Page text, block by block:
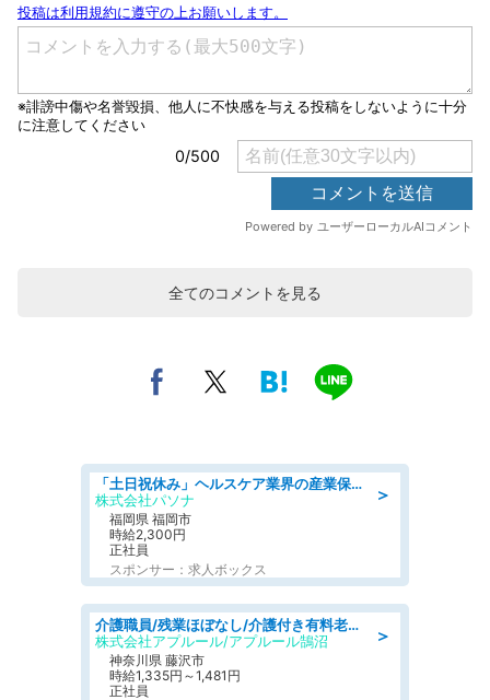
全てのコメントを見る
＞
「土日祝休み」ヘルスケア業界の産業保健師/高時給/未経験OK/要資格:保健師、正看護師
株式会社パソナ
福岡県 福岡市
時給2,300円
正社員
スポンサー：求人ボックス
＞
介護職員/残業ほぼなし/介護付き有料老人ホームの介護士/夜勤専従
株式会社アプルール/アプルール鵠沼
神奈川県 藤沢市
時給1,335円～1,481円
正社員